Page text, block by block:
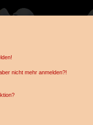
c
nicht mehr anmelden?!